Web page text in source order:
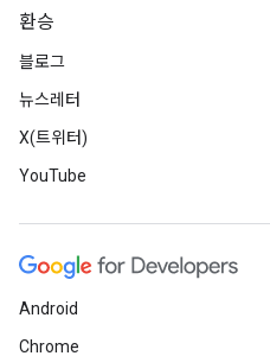
환승
블로그
뉴스레터
X(트위터)
YouTube
Android
Chrome